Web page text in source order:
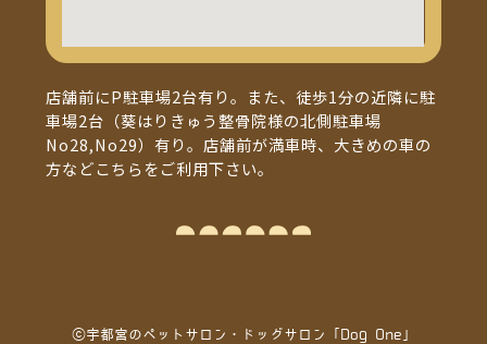
店舗前にP駐車場2台有り。また、徒歩1分の近隣に駐
車場2台（葵はりきゅう整骨院様の北側駐車場
No28,No29）有り。店舗前が満車時、大きめの車の
方などこちらをご利用下さい。
ⓒ宇都宮のペットサロン・ドッグサロン「Dog One」